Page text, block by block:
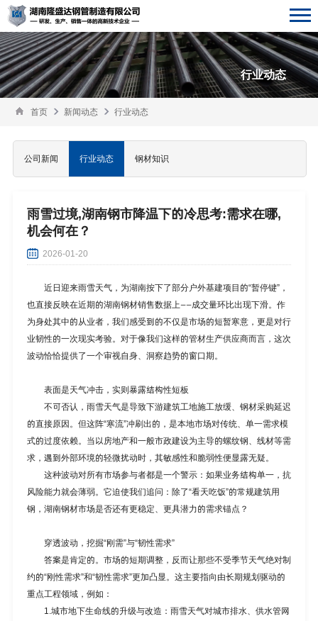
行业动态
首页 新闻动态 行业动态
公司新闻 行业动态 钢材知识
雨雪过境,湖南钢市降温下的冷思考:需求在哪,
机会何在？
2026-01-20
近日迎来雨雪天气，为湖南按下了部分户外基建项目的“暂停键”，
也直接反映在近期的湖南钢材销售数据上——成交量环比出现下滑。作
为身处其中的从业者，我们感受到的不仅是市场的短暂寒意，更是对行
业韧性的一次现实考验。对于像我们这样的管材生产供应商而言，这次
波动恰恰提供了一个审视自身、洞察趋势的窗口期。
表面是天气冲击，实则暴露结构性短板
不可否认，雨雪天气是导致下游建筑工地施工放缓、钢材采购延迟
的直接原因。但这阵“寒流”冲刷出的，是本地市场对传统、单一需求模
式的过度依赖。当以房地产和一般市政建设为主导的螺纹钢、线材等需
求，遇到外部环境的轻微扰动时，其敏感性和脆弱性便显露无疑。
这种波动对所有市场参与者都是一个警示：如果业务结构单一，抗
风险能力就会薄弱。它迫使我们追问：除了“看天吃饭”的常规建筑用
钢，湖南钢材市场是否还有更稳定、更具潜力的需求锚点？
穿透波动，挖掘“刚需”与“韧性需求”
答案是肯定的。市场的短期调整，反而让那些不受季节天气绝对制
约的“刚性需求”和“韧性需求”更加凸显。这主要指向由长期规划驱动的
重点工程领域，例如：
1.城市地下生命线的升级与改造：雨雪天气对城市排水、供水管网